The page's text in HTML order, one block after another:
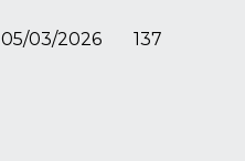
05/03/2026 137